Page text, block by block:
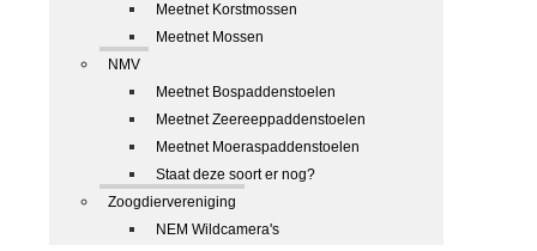
Meetnet Korstmossen
Meetnet Mossen
NMV
Meetnet Bospaddenstoelen
Meetnet Zeereeppaddenstoelen
Meetnet Moeraspaddenstoelen
Staat deze soort er nog?
Zoogdiervereniging
NEM Wildcamera's